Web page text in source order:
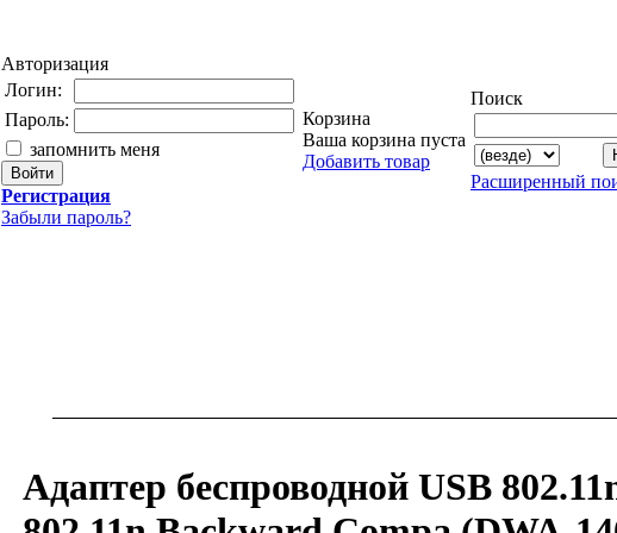
Авторизация
Логин:
Пароль:
запомнить меня
Регистрация
Забыли пароль?
Корзина
Ваша корзина пуста
Добавить товар
Поиск
Расширенный
Адаптер беспроводной USB